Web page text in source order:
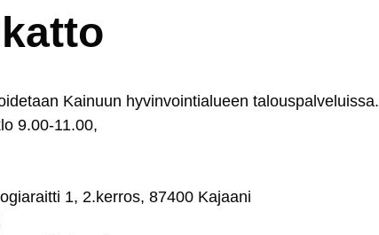
Kai­nuun hy­vin­voin­tia­lueen ta­lous­pal­ve­luis­sa.
9.00-11.00,
1, 2.ker­ros, 87400 Ka­jaa­ni